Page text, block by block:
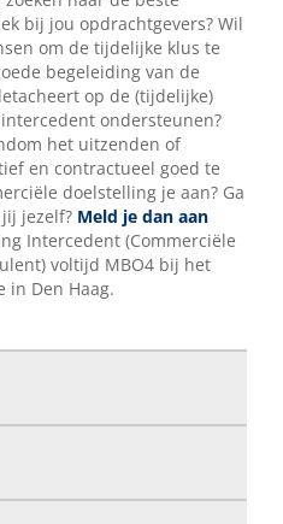
bij jou opdrachtgevers? Wil
om de tijdelijke klus te
begeleiding van de
op de (tijdelijke)
ondersteunen?
het uitzenden of
en contractueel goed te
doelstelling je aan? Ga
jezelf? Meld je dan aan
Intercedent (Commerciële
voltijd MBO4 bij het
in Den Haag.